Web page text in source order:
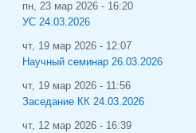
пн, 23 мар 2026 - 16:20
УС 24.03.2026
чт, 19 мар 2026 - 12:07
Научный семинар 26.03.2026
чт, 19 мар 2026 - 11:56
Заседание КК 24.03.2026
чт, 12 мар 2026 - 16:39